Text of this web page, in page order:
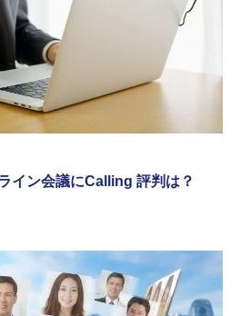
イン会議にCalling 評判は？